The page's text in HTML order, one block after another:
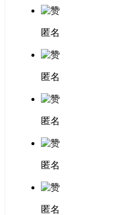
匿名
匿名
匿名
匿名
匿名